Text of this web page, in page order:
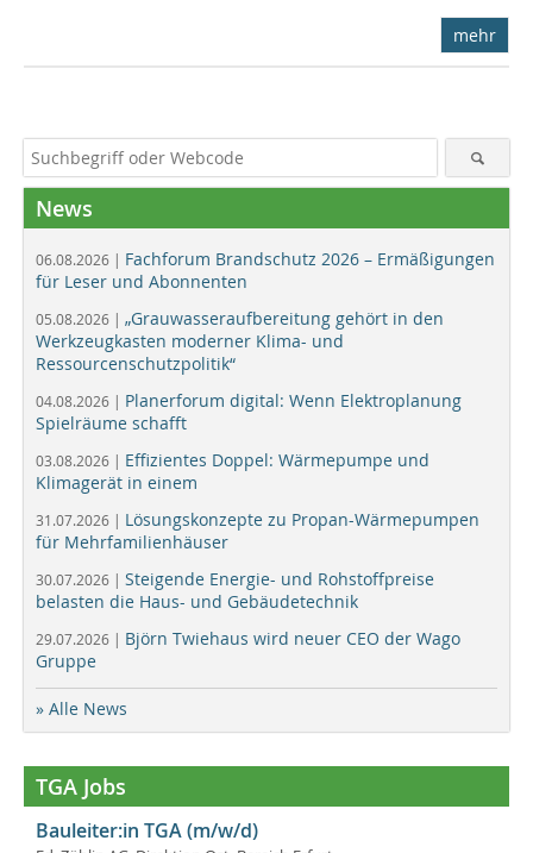
mehr
News
06.08.2026 | Fachforum Brandschutz 2026 – Ermäßigungen
für Leser und Abonnenten
05.08.2026 | „Grauwasseraufbereitung gehört in den
Werkzeugkasten moderner Klima- und
Ressourcenschutzpolitik“
04.08.2026 | Planerforum digital: Wenn Elektroplanung
Spielräume schafft
03.08.2026 | Effizientes Doppel: Wärmepumpe und
Klimagerät in einem
31.07.2026 | Lösungskonzepte zu Propan-Wärmepumpen
für Mehrfamilienhäuser
30.07.2026 | Steigende Energie- und Rohstoffpreise
belasten die Haus- und Gebäudetechnik
29.07.2026 | Björn Twiehaus wird neuer CEO der Wago
Gruppe
» Alle News
TGA Jobs
Bauleiter:in TGA (m/w/d)